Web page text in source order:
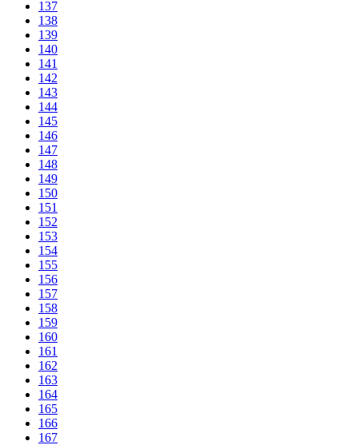
137
138
139
140
141
142
143
144
145
146
147
148
149
150
151
152
153
154
155
156
157
158
159
160
161
162
163
164
165
166
167